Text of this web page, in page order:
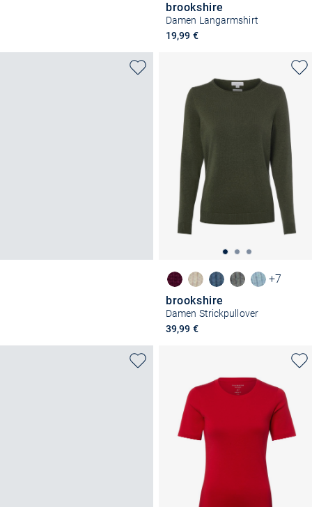
brookshire
Damen Langarmshirt
19,99 €
+7
brookshire
Damen Strickpullover
39,99 €